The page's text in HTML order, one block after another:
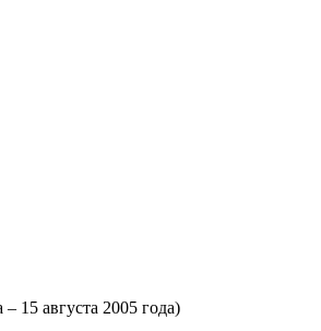
– 15 августа 2005 года)